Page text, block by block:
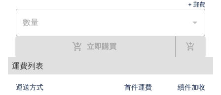
+ 郵費
數量
立即購買
運費列表
運送方式 首件運費 續件加收